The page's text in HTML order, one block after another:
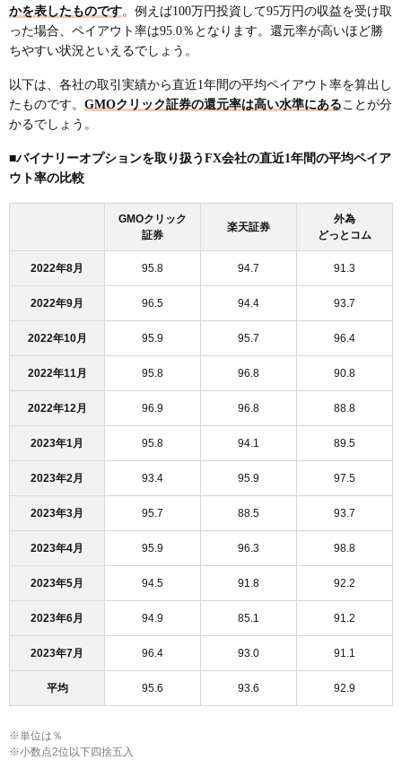
かを表したものです。例えば100万円投資して95万円の収益を受け取
った場合、ペイアウト率は95.0％となります。還元率が高いほど勝
ちやすい状況といえるでしょう。
以下は、各社の取引実績から直近1年間の平均ペイアウト率を算出し
たものです。 GMOクリック証券の還元率は高い水準にある ことが分
かるでしょう。
■バイナリーオプションを取り扱うFX会社の直近1年間の平均ペイア
ウト率の比較
GMOクリック
証券
楽天証券
外為
どっとコム
2022年8月 95.8 94.7 91.3
2022年9月 96.5 94.4 93.7
2022年10月 95.9 95.7 96.4
2022年11月 95.8 96.8 90.8
2022年12月 96.9 96.8 88.8
2023年1月 95.8 94.1 89.5
2023年2月 93.4 95.9 97.5
2023年3月 95.7 88.5 93.7
2023年4月 95.9 96.3 98.8
2023年5月 94.5 91.8 92.2
2023年6月 94.9 85.1 91.2
2023年7月 96.4 93.0 91.1
平均 95.6 93.6 92.9
※単位は％
※小数点2位以下四捨五入